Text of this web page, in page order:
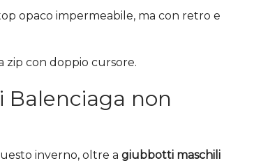
opaco impermeabile, ma con retro e
zip con doppio cursore.
non
inverno, oltre a giubbotti maschili